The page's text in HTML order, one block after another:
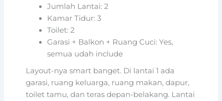
Jumlah Lantai: 2
Kamar Tidur: 3
Toilet: 2
Garasi + Balkon + Ruang Cuci: Yes,
semua udah include
Layout-nya smart banget. Di lantai 1 ada
garasi, ruang keluarga, ruang makan, dapur,
toilet tamu, dan teras depan-belakang. Lantai